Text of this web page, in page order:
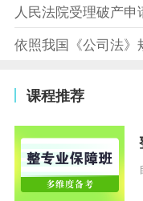
人民法院受理破产
依照我国《公司法
课程推荐